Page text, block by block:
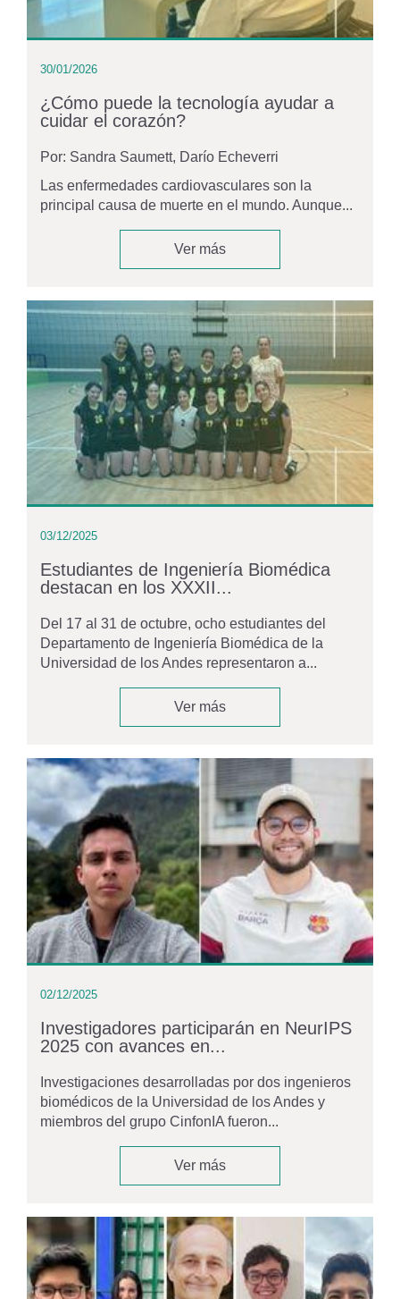
30/01/2026
¿Cómo puede la tecnología ayudar a
cuidar el corazón?
Por: Sandra Saumett, Darío Echeverri
Las enfermedades cardiovasculares son la
principal causa de muerte en el mundo. Aunque...
Ver más
03/12/2025
Estudiantes de Ingeniería Biomédica
destacan en los XXXII...
Del 17 al 31 de octubre, ocho estudiantes del
Departamento de Ingeniería Biomédica de la
Universidad de los Andes representaron a...
Ver más
02/12/2025
Investigadores participarán en NeurIPS
2025 con avances en...
Investigaciones desarrolladas por dos ingenieros
biomédicos de la Universidad de los Andes y
miembros del grupo CinfonIA fueron...
Ver más